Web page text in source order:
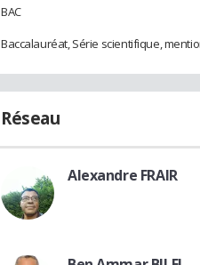
BAC
Baccalauréat, Série scientifique,
Réseau
Alexandre FRAIR